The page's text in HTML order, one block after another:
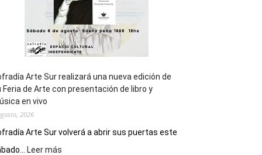
Arte Sur realizará una nueva edición de
Feria de Arte con presentación de libro y
en vivo
2026
Arte Sur volverá a abrir sus puertas este
Leer más